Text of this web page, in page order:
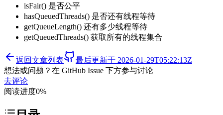
isFair() 是否公平
hasQueuedThreads() 是否还有线程等待
getQueueLength() 还有多少线程等待
getQueuedThreads() 获取所有的线程集合
返回文章列表 最后更新于 2026-01-29T05:22:13Z
想法或问题？在 GitHub Issue 下方参与讨论
去评论
阅读进度0%